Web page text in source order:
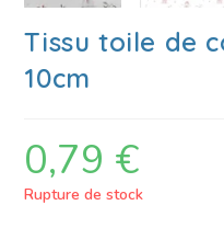
Tissu toile de
10cm
0,79 €
Rupture de stock